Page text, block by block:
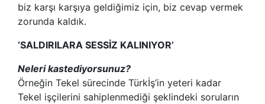
biz karşı karşıya geldiğimiz için, biz cevap vermek
zorunda kaldık.
‘SALDIRILARA SESSİZ KALINIYOR’
Neleri kastediyorsunuz?
Örneğin Tekel sürecinde Türkİş’in yeteri kadar
Tekel işçilerini sahiplenmediği şeklindeki soruların